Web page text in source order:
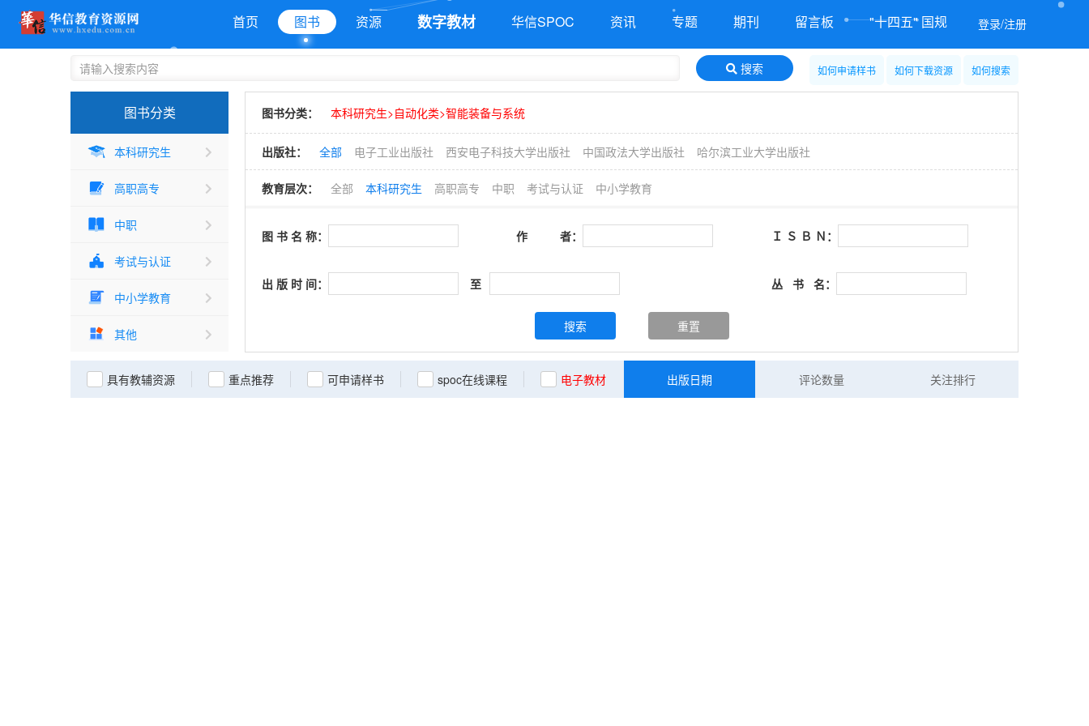
首页 图书 资源 数字教材 华信SPOC 资讯 专题 期刊 留言板 "十四五" 国规 登录/注册
搜索 如何申请样书 如何下载资源 如何搜索
图书分类
本科研究生
高职高专
中职
考试与认证
中小学教育
其他
图书分类： 本科研究生>自动化类>智能装备与系统
出版社： 全部 电子工业出版社 西安电子科技大学出版社 中国政法大学出版社 哈尔滨工业大学出版社
教育层次： 全部 本科研究生 高职高专 中职 考试与认证 中小学教育
图 书 名 称： 作 者： Ｉ Ｓ Ｂ Ｎ：
出 版 时 间： 至 丛 书 名：
搜索 重置
具有教辅资源 重点推荐 可申请样书 spoc在线课程 电子教材 关注排行
评论数量
出版日期